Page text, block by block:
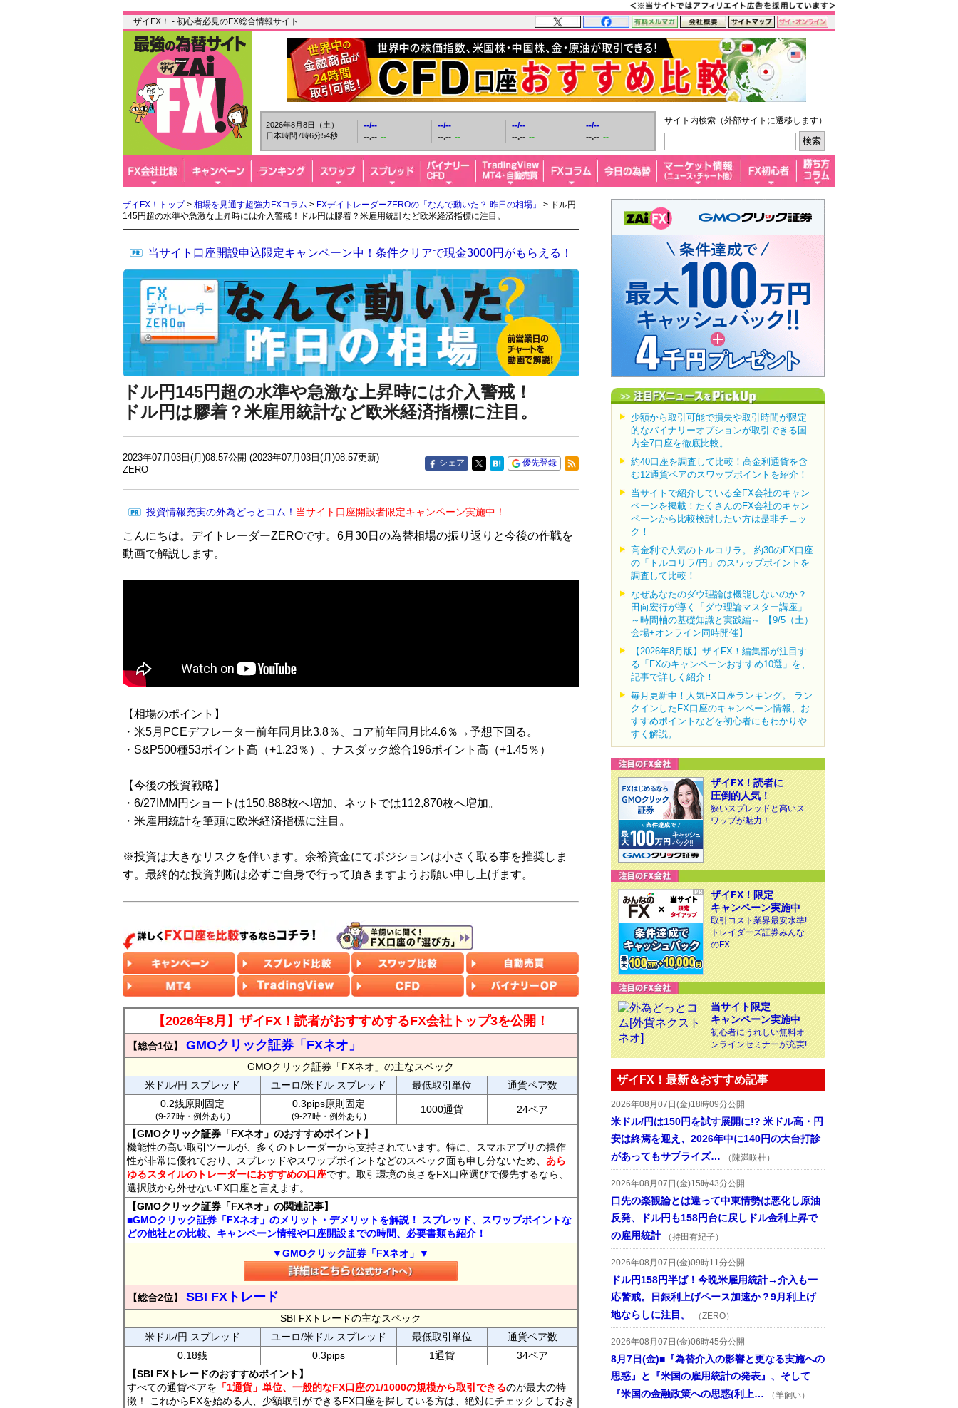
ザイFX！ - 初心者必見のFX総合情報サイト
2026年8月8日（土）
日本時間7時6分55秒
--/--
--.-- --
--/--
--.-- --
--/--
--.-- --
--/--
--.-- --
サイト内検索（外部サイトに遷移します）
ザイFX！トップ> 相場を見通す超強力FXコラム > FXデイトレーダーZEROの「なんで動いた？ 昨日の相場」
> ドル円
145円超の水準や急激な上昇時には介入警戒！ドル円は膠着？米雇用統計など欧米経済指標に注目。
当サイト口座開設申込限定キャンペーン中！条件クリアで現金3000円がもらえる！
ドル円145円超の水準や急激な上昇時には介入警戒！
ドル円は膠着？米雇用統計など欧米経済指標に注目。
2023年07月03日(月)08:57公開 (2023年07月03日(月)08:57更新)
ZERO
シェア 優先登録
投資情報充実の外為どっとコム！ 当サイト口座開設者限定キャンペーン実施中！
こんにちは。デイトレーダーZEROです。6月30日の為替相場の振り返りと今後の作戦を
動画で解説します。
【相場のポイント】
・米5月PCEデフレーター前年同月比3.8％、コア前年同月比4.6％→予想下回る。
・S&P500種53ポイント高（+1.23％）、ナスダック総合196ポイント高（+1.45％）
【今後の投資戦略】
・6/27IMM円ショートは150,888枚へ増加、ネットでは112,870枚へ増加。
・米雇用統計を筆頭に欧米経済指標に注目。
※投資は大きなリスクを伴います。余裕資金にてポジションは小さく取る事を推奨しま
す。最終的な投資判断は必ずご自身で行って頂きますようお願い申し上げます。
【2026年8月】ザイFX！読者がおすすめするFX会社トップ3を公開！
【総合1位】 GMOクリック証券「FXネオ」
GMOクリック証券「FXネオ」の主なスペック
米ドル/円 スプレッド
ユーロ/米ドル スプレッド 最低取引単位
通貨ペア数
0.2銭原則固定
(9-27時・例外あり)
0.3pips原則固定
(9-27時・例外あり)
1000通貨 24ペア
【GMOクリック証券「FXネオ」のおすすめポイント】
機能性の高い取引ツールが、多くのトレーダーから支持されています。特に、スマホアプリの操作
性が非常に優れており、スプレッドやスワップポイントなどのスペック面も申し分ないため、 あら
ゆるスタイルのトレーダーにおすすめの口座です。取引環境の良さをFX口座選びで優先するなら、
選択肢から外せないFX口座と言えます。
【GMOクリック証券「FXネオ」の関連記事】
■GMOクリック証券「FXネオ」のメリット・デメリットを解説！ スプレッド、スワップポイントな
どの他社との比較、キャンペーン情報や口座開設までの時間、必要書類も紹介！
▼GMOクリック証券「FXネオ」▼
【総合2位】 SBI FXトレード
SBI FXトレードの主なスペック
米ドル/円 スプレッド
ユーロ/米ドル スプレッド 最低取引単位
通貨ペア数
0.18銭
0.3pips 1通貨
34ペア
【SBI FXトレードのおすすめポイント】
すべての通貨ペアを 「1通貨」単位、一般的なFX口座の1/1000の規模から取引できるのが最大の特
徴！ これからFXを始める人、少額取引ができるFX口座を探している方は、絶対にチェックしておき
少額から取引可能で損失や取引時間が限定
的なバイナリーオプションが取引できる国
内全7口座を徹底比較。
約40口座を調査して比較！高金利通貨を含
む12通貨ペアのスワップポイントを紹介！
当サイトで紹介している全FX会社のキャン
ペーンを掲載！たくさんのFX会社のキャン
ペーンから比較検討したい方は是非チェッ
ク！
高金利で人気のトルコリラ。 約30のFX口座
の「トルコリラ/円」のスワップポイントを
調査して比較！
なぜあなたのダウ理論は機能しないのか？
田向宏行が導く「ダウ理論マスター講座」
～時間軸の基礎知識と実践編～ 【9/5（土）
会場+オンライン同時開催】
【2026年8月版】ザイFX！編集部が注目す
る「FXのキャンペーンおすすめ10選」を、
記事で詳しく紹介！
毎月更新中！人気FX口座ランキング。 ラン
クインしたFX口座のキャンペーン情報、お
すすめポイントなどを初心者にもわかりや
すく解説。
ザイFX！読者に
圧倒的人気！
狭いスプレッドと高いス
ワップが魅力！
ザイFX！限定
キャンペーン実施中
取引コスト業界最安水準!
トレイダーズ証券みんな
のFX
当サイト限定
キャンペーン実施中
初心者にうれしい無料オ
ンラインセミナーが充実!
ザイFX！最新＆おすすめ記事
2026年08月07日(金)18時09分公開
米ドル/円は150円を試す展開に!? 米ドル高・円
安は終焉を迎え、2026年中に140円の大台打診
があってもサプライズ…
（陳満咲杜）
2026年08月07日(金)15時43分公開
口先の楽観論とは違って中東情勢は悪化し原油
反発、ドル円も158円台に戻しドル金利上昇で
の雇用統計
（持田有紀子）
2026年08月07日(金)09時11分公開
ドル円158円半ば！今晩米雇用統計→介入も一
応警戒。日銀利上げペース加速か？9月利上げ
地ならしに注目。
（ZERO）
2026年08月07日(金)06時45分公開
8月7日(金)■『為替介入の影響と更なる実施への
思惑』と『米国の雇用統計の発表』、そして
『米国の金融政策への思惑(利上…
（羊飼い）